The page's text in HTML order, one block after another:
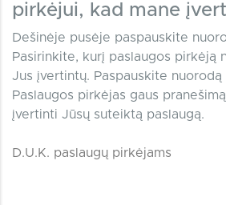
pirkėjui, kad mane
Dešinėje pusėje paspauskite
Pasirinkite, kurį paslaugos pirkėją
Jus įvertintų. Paspauskite nuorodą
Paslaugos pirkėjas gaus
įvertinti Jūsų suteiktą paslaugą.
D.U.K. paslaugų pirkėjams